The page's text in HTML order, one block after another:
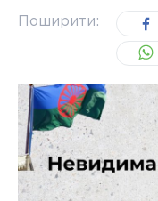
Поширити: